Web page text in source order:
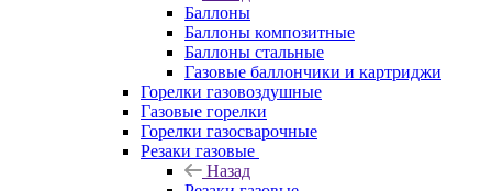
Баллоны
Баллоны композитные
Баллоны стальные
Газовые баллончики и картриджи
Горелки газовоздушные
Газовые горелки
Горелки газосварочные
Резаки газовые
Назад